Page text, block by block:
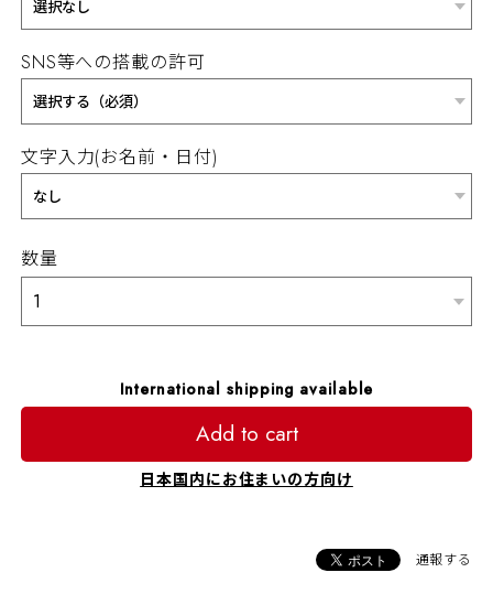
SNS等への搭載の許可
文字入力(お名前・日付)
数量
International shipping available
Add to cart
日本国内にお住まいの方向け
通報する